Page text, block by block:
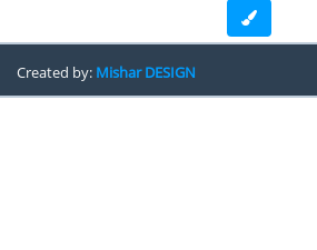
Created by: Mishar DESIGN